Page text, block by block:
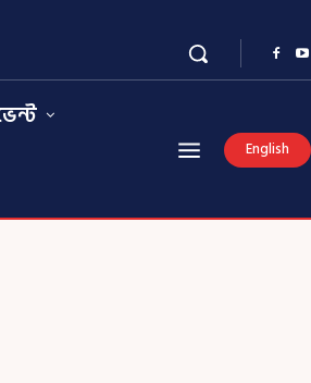
English